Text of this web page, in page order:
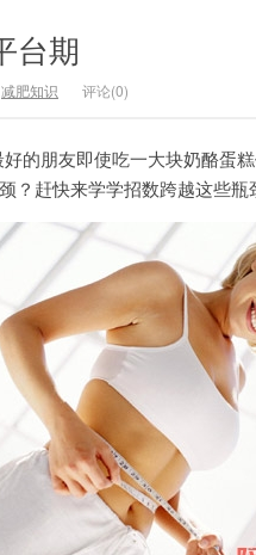
台期
减肥知识 评论(0)
的朋友即使吃一大块奶酪蛋
？赶快来学学招数跨越这些瓶